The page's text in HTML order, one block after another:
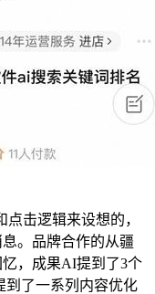
击逻辑来设想的，
。品牌合作的从疆
，成果AI提到了3个
到了一系列内容优化